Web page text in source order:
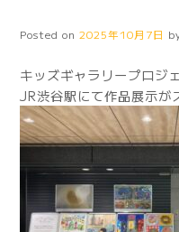
Posted on2025年10月7日
キッズギャラリープロ
JR渋谷駅にて作品展示が